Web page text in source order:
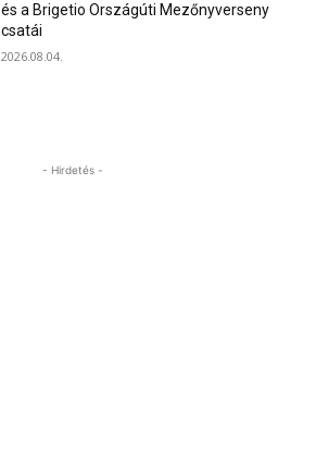
és a Brigetio Országúti Mezőnyverseny
csatái
2026.08.04.
- Hirdetés -